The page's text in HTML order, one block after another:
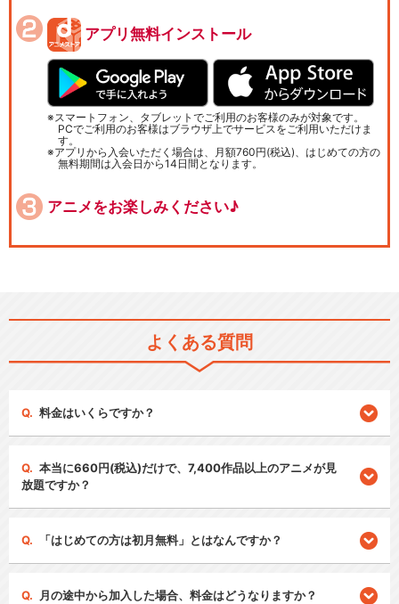
アプリ無料インストール
スマートフォン、タブレットでご利用のお客様のみが対象です。
PCでご利用のお客様はブラウザ上でサービスをご利用いただけま
す。
アプリから入会いただく場合は、月額760円(税込)、はじめての方の
無料期間は入会日から14日間となります。
アニメをお楽しみください♪
よくある質問
料金はいくらですか？
本当に660円(税込)だけで、7,400作品以上のアニメが見
放題ですか？
「はじめての方は初月無料」とはなんですか？
月の途中から加入した場合、料金はどうなりますか？